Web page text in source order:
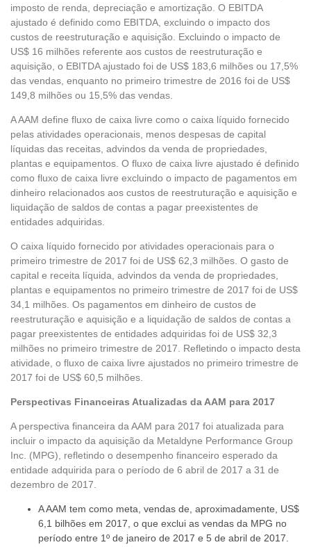
imposto de renda, depreciação e amortização. O EBITDA
ajustado é definido como EBITDA, excluindo o impacto dos
custos de reestruturação e aquisição. Excluindo o impacto de
US$ 16 milhões referente aos custos de reestruturação e
aquisição, o EBITDA ajustado foi de US$ 183,6 milhões ou 17,5%
das vendas, enquanto no primeiro trimestre de 2016 foi de US$
149,8 milhões ou 15,5% das vendas.
A AAM define fluxo de caixa livre como o caixa líquido fornecido
pelas atividades operacionais, menos despesas de capital
líquidas das receitas, advindos da venda de propriedades,
plantas e equipamentos. O fluxo de caixa livre ajustado é definido
como fluxo de caixa livre excluindo o impacto de pagamentos em
dinheiro relacionados aos custos de reestruturação e aquisição e
liquidação de saldos de contas a pagar preexistentes de
entidades adquiridas.
O caixa líquido fornecido por atividades operacionais para o
primeiro trimestre de 2017 foi de US$ 62,3 milhões. O gasto de
capital e receita líquida, advindos da venda de propriedades,
plantas e equipamentos no primeiro trimestre de 2017 foi de US$
34,1 milhões. Os pagamentos em dinheiro de custos de
reestruturação e aquisição e a liquidação de saldos de contas a
pagar preexistentes de entidades adquiridas foi de US$ 32,3
milhões no primeiro trimestre de 2017. Refletindo o impacto desta
atividade, o fluxo de caixa livre ajustados no primeiro trimestre de
2017 foi de US$ 60,5 milhões.
Perspectivas Financeiras Atualizadas da AAM para 2017
A perspectiva financeira da AAM para 2017 foi atualizada para
incluir o impacto da aquisição da Metaldyne Performance Group
Inc. (MPG), refletindo o desempenho financeiro esperado da
entidade adquirida para o período de 6 abril de 2017 a 31 de
dezembro de 2017.
A AAM tem como meta, vendas de, aproximadamente, US$
6,1 bilhões em 2017, o que exclui as vendas da MPG no
período entre 1º de janeiro de 2017 e 5 de abril de 2017.